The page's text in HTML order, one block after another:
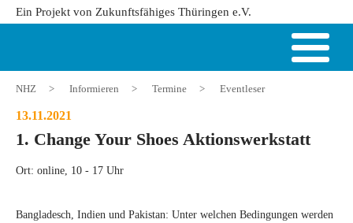
Ein Projekt von Zukunftsfähiges Thüringen e.V.
NHZ > Informieren > Termine > Eventleser
13.11.2021
1. Change Your Shoes Aktionswerkstatt
Ort: online, 10 - 17 Uhr
Bangladesch, Indien und Pakistan: Unter welchen Bedingungen werden